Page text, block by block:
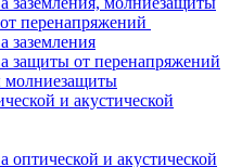
перенапряжений
заземления
защиты от перенапряжений
молниезащиты
и акустической
оптической и акустической